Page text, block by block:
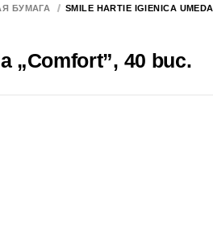
БУМАГА SMILE HARTIE IGIENICA
„Comfort”, 40 buc.